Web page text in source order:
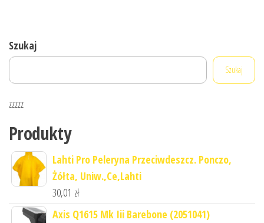
Szukaj
Szukaj
zzzzz
Produkty
Lahti Pro Peleryna Przeciwdeszcz. Ponczo,
Żółta, Uniw.,Ce,Lahti
30,01 zł
Axis Q1615 Mk Iii Barebone (2051041)